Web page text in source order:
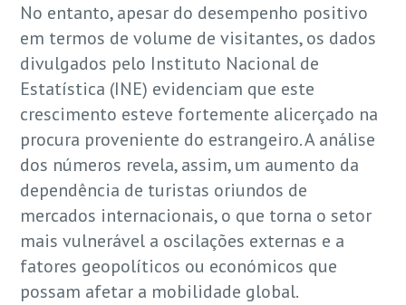
No entanto, apesar do desempenho positivo
em termos de volume de visitantes, os dados
divulgados pelo Instituto Nacional de
Estatística (INE) evidenciam que este
crescimento esteve fortemente alicerçado na
procura proveniente do estrangeiro. A análise
dos números revela, assim, um aumento da
dependência de turistas oriundos de
mercados internacionais, o que torna o setor
mais vulnerável a oscilações externas e a
fatores geopolíticos ou económicos que
possam afetar a mobilidade global.